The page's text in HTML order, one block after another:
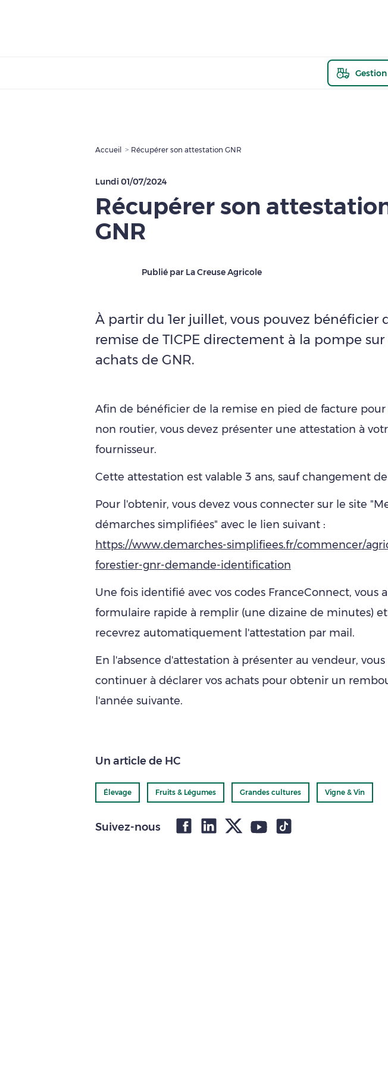
Accueil Récupérer son attestation GNR
Lundi 01/07/2024
Récupérer son
GNR
Publié par La Creuse Agricole
À partir du 1er juillet, vous pouvez bénéficier
remise de TICPE directement à la pompe sur
achats de GNR.
Afin de bénéficier de la remise en pied de facture pour
non routier, vous devez présenter une attestation à
fournisseur.
Cette attestation est valable 3 ans, sauf changement
Pour l'obtenir, vous devez vous connecter sur le site
démarches simplifiées" avec le lien suivant :
https://www.demarches-simplifiees.fr/commencer/
forestier-gnr-demande-identification
Une fois identifié avec vos codes FranceConnect, vous
formulaire rapide à remplir (une dizaine de minutes)
recevrez automatiquement l'attestation par mail.
En l'absence d'attestation à présenter au vendeur,
continuer à déclarer vos achats pour obtenir un
l'année suivante.
Un article de HC
Élevage Fruits & Légumes Grandes cultures Vigne & Vin
Suivez-nous